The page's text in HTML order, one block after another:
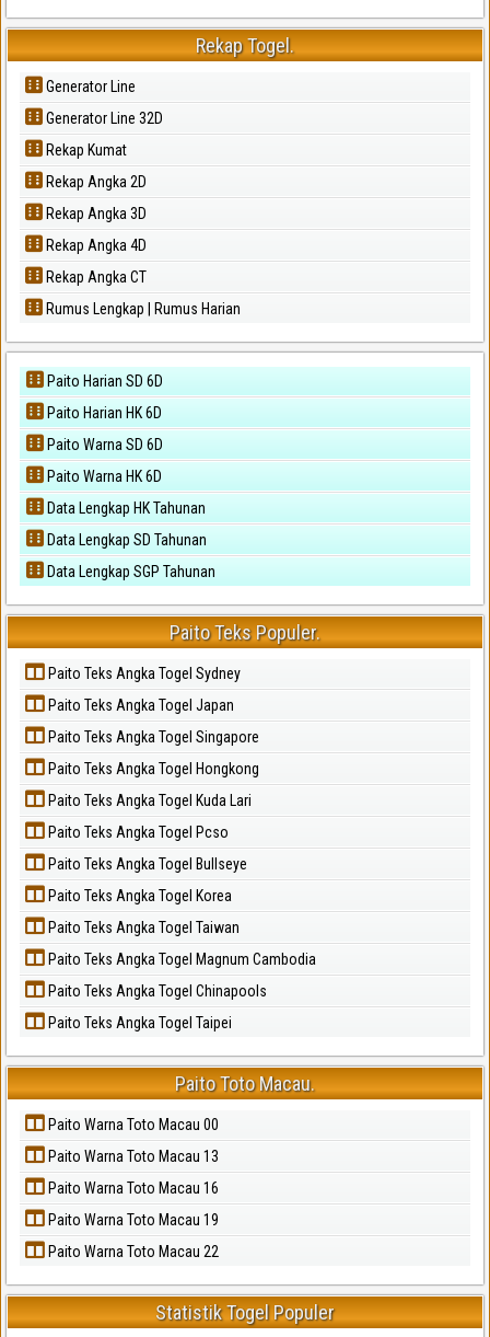
Rekap Togel.
Generator Line
Generator Line 32D
Rekap Kumat
Rekap Angka 2D
Rekap Angka 3D
Rekap Angka 4D
Rekap Angka CT
Rumus Lengkap | Rumus Harian
Paito Harian SD 6D
Paito Harian HK 6D
Paito Warna SD 6D
Paito Warna HK 6D
Data Lengkap HK Tahunan
Data Lengkap SD Tahunan
Data Lengkap SGP Tahunan
Paito Teks Populer.
Paito Teks Angka Togel Sydney
Paito Teks Angka Togel Japan
Paito Teks Angka Togel Singapore
Paito Teks Angka Togel Hongkong
Paito Teks Angka Togel Kuda Lari
Paito Teks Angka Togel Pcso
Paito Teks Angka Togel Bullseye
Paito Teks Angka Togel Korea
Paito Teks Angka Togel Taiwan
Paito Teks Angka Togel Magnum Cambodia
Paito Teks Angka Togel Chinapools
Paito Teks Angka Togel Taipei
Paito Toto Macau.
Paito Warna Toto Macau 00
Paito Warna Toto Macau 13
Paito Warna Toto Macau 16
Paito Warna Toto Macau 19
Paito Warna Toto Macau 22
Statistik Togel Populer